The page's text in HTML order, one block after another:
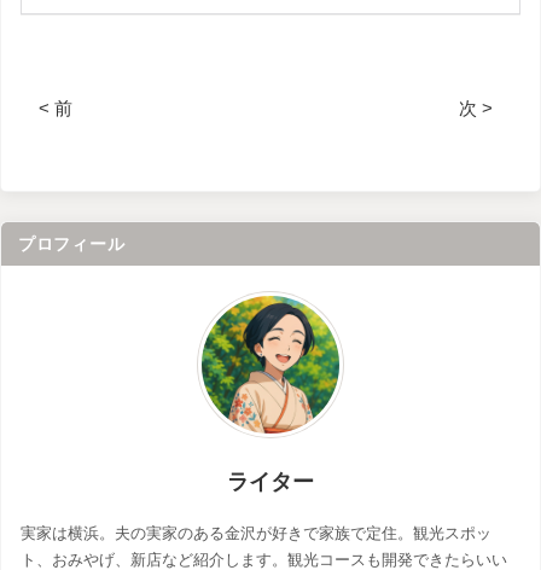
< 前 次 >
プロフィール
ライター
実家は横浜。夫の実家のある金沢が好きで家族で定住。観光スポッ
ト、おみやげ、新店など紹介します。観光コースも開発できたらいい